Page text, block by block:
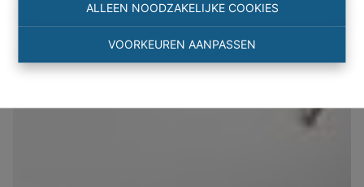
ALLEEN NOODZAKELIJKE COOKIES
VOORKEUREN AANPASSEN